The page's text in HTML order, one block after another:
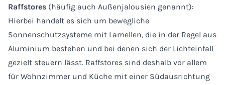
Raffstores (häufig auch Außenjalousien genannt):
Hierbei handelt es sich um bewegliche
Sonnenschutzsysteme mit Lamellen, die in der Regel aus
Aluminium bestehen und bei denen sich der Lichteinfall
gezielt steuern lässt. Raffstores sind deshalb vor allem
für Wohnzimmer und Küche mit einer Südausrichtung